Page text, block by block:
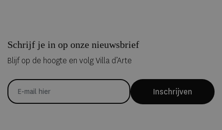
Schrijf je in op onze nieuwsbrief
Blijf op de hoogte en volg Villa d’Arte
Inschrijven